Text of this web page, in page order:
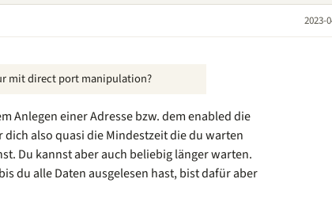
2023-
mit direct port manipulation?
Anlegen einer Adresse bzw. dem enabled die
also quasi die Mindestzeit die du warten
Du kannst aber auch beliebig länger warten.
du alle Daten ausgelesen hast, bist dafür aber